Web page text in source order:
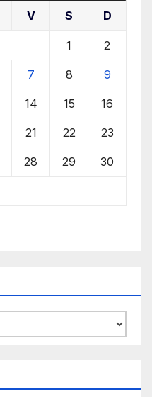
V S D
1 2
7 8 9
14 15 16
21 22 23
28 29 30